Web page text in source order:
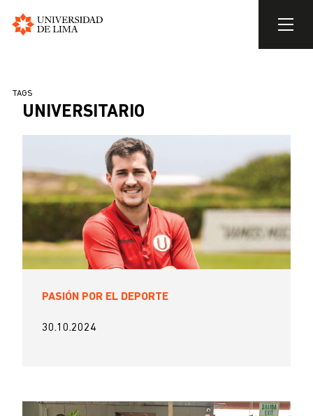
contenido
principal
SOBRESCRIBIR
ENLACES
DE
LA
NAVEGACIÓN
TAGS
UNIVERSITARIO
PASIÓN POR EL DEPORTE
30.10.2024